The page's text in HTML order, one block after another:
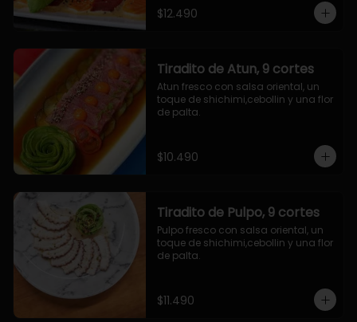
$12.490
Tiradito de Atun, 9 cortes
Atun fresco con salsa oriental, un
toque de shichimi,cebollin y una flor
de palta.
$10.490
Tiradito de Pulpo, 9 cortes
Pulpo fresco con salsa oriental, un
toque de shichimi,cebollin y una flor
de palta.
$11.490